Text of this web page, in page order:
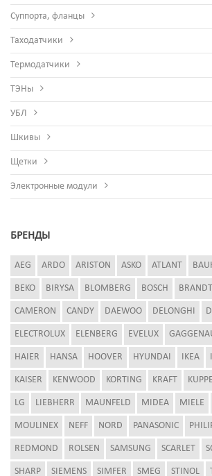
Суппорта, фланцы
Таходатчики
Термодатчики
ТЭНы
УБЛ
Шкивы
Щетки
Электронные модули
БРЕНДЫ
AEG ARDO ARISTON ASKO ATLANT
BEKO BIRYSA BLOMBERG BOSCH BRANDT
CAMERON CANDY DAEWOO DELONGHI
ELECTROLUX ELENBERG EVELUX
HAIER HANSA HOOVER HYUNDAI IKEA
KAISER KENWOOD KORTING KRAFT
LG LIEBHERR MAUNFELD MIDEA MIELE
MOULINEX NEFF NORD PANASONIC
REDMOND ROLSEN SAMSUNG SCARLET
SHARP SIEMENS SIMFER SMEG STINOL